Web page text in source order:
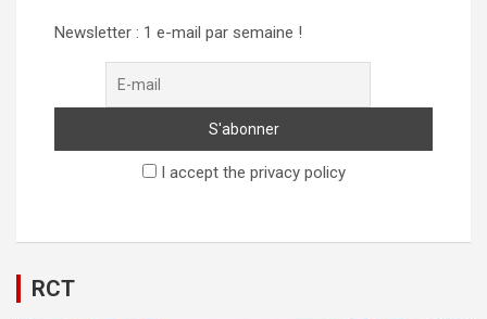
Newsletter : 1 e-mail par semaine !
I accept the privacy policy
RCT